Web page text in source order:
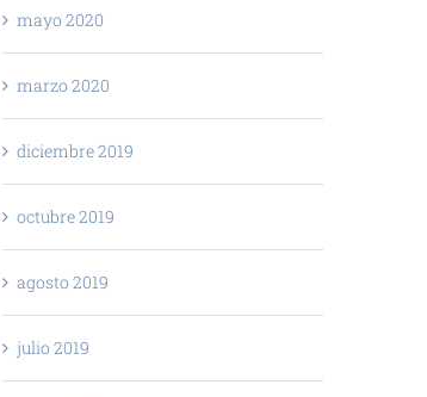
mayo 2020
marzo 2020
diciembre 2019
octubre 2019
agosto 2019
julio 2019